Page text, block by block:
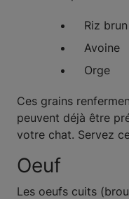
Riz brun
Avoine
Orge
Ces grains
peuvent déjà être
votre chat. Servez
Oeuf
Les oeufs cuits